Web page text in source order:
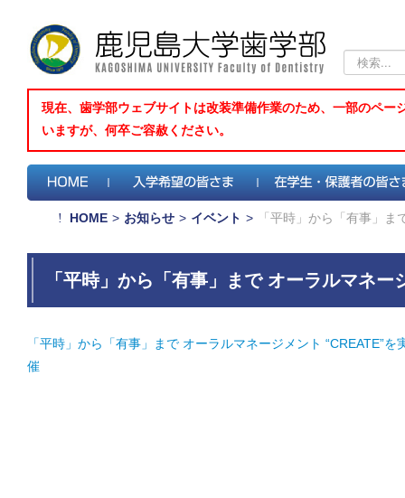
索...
現在、歯学部ウェブサイトは改装準備作業のため、一部のペ
いますが、何卒ご容赦ください。
HOME > お知らせ > イベント > 「平時」から「有事」
「平時」から「有事」まで オーラルマネー
できる 歯科医療人養成コースの開催
「平時」から「有事」まで オーラルマネージメント “CREATE”
催